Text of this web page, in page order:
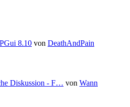
8.10 von DeathAndPain
Diskussion - F… von Wann